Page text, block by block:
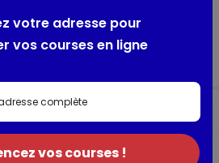
cheveux
Franck provost
votre adresse pour
vos courses en ligne
vos courses !